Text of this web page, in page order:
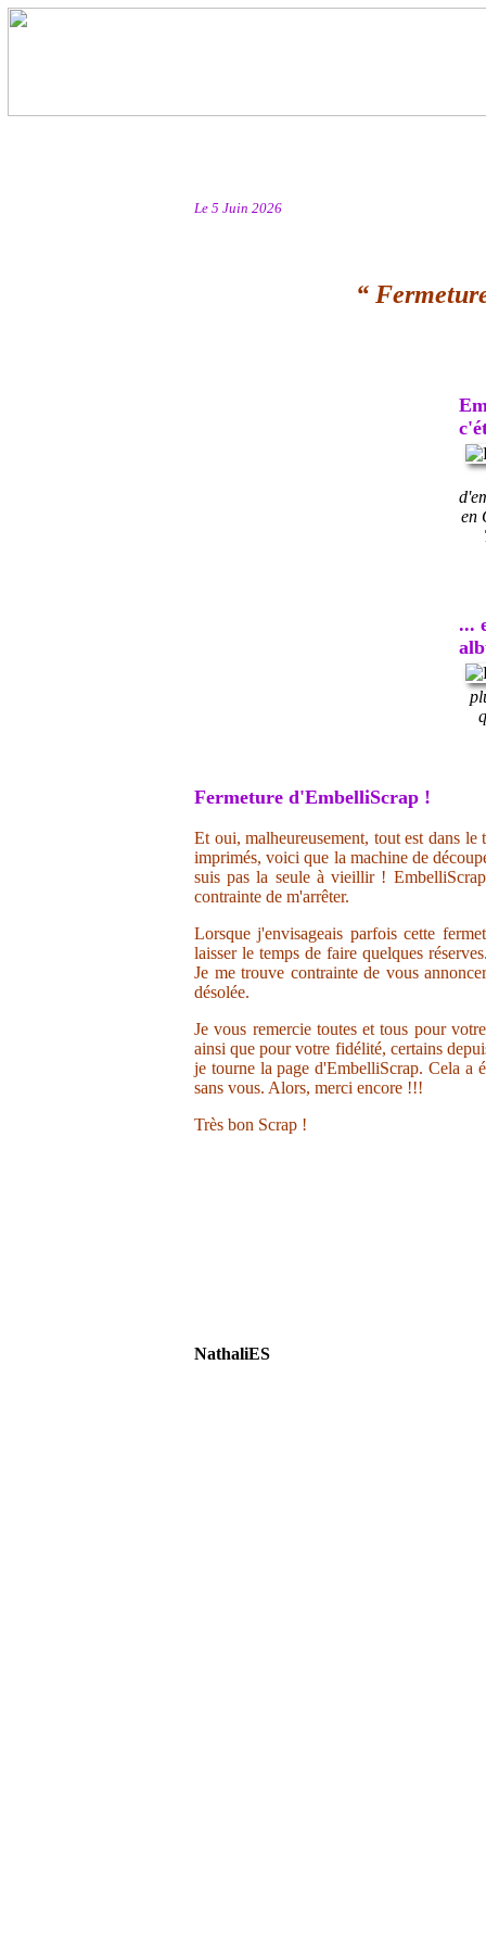
Le 5 Juin 2026
“
en
...
Fermeture d'EmbelliScrap !
Et oui, malheureusement, tout est dans
imprimés, voici que la machine de
suis pas la seule à vieillir !
contrainte de m'arrêter.
Lorsque j'envisageais parfois cette
laisser le temps de faire quelques
Je me trouve contrainte de vous
désolée.
Je vous remercie toutes et tous pour
ainsi que pour votre fidélité, certains
je tourne la page d'EmbelliScrap. Cela a
sans vous. Alors, merci encore !!!
Très bon Scrap !
NathaliES